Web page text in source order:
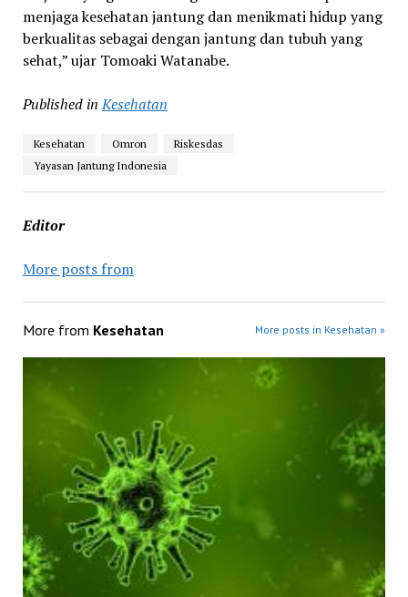
menjaga kesehatan jantung dan menikmati hidup yang
berkualitas sebagai dengan jantung dan tubuh yang
sehat,” ujar Tomoaki Watanabe.
Published in Kesehatan
Kesehatan Omron
Riskesdas
Yayasan Jantung Indonesia
Editor
More posts from
More from Kesehatan More posts in Kesehatan »